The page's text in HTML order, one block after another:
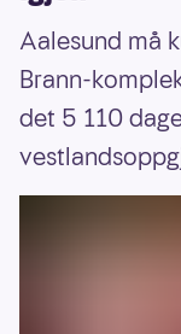
Aalesund må
Brann-
det 5 110